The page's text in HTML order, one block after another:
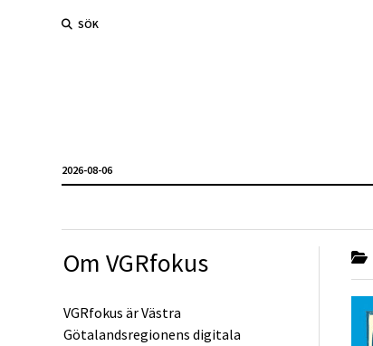
SÖK
2026-08-06
Om VGRfokus
VGRfokus är Västra
Götalandsregionens digitala